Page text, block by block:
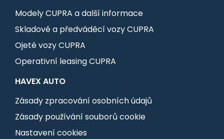
Modely CUPRA a další informace
Skladové a předváděcí vozy CUPRA
Ojeté vozy CUPRA
Operativní leasing CUPRA
HAVEX AUTO
Zásady zpracování osobních údajů
Zásady používání souborů cookie
Nastavení cookies